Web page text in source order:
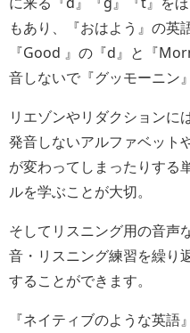
もあり、『おはよう』の
『Good 』の『d』と『
音しないで『グッモーニン
リエゾンやリダクションに
発音しないアルファベット
が変わってしまったりする
ルを学ぶことが大切。
そしてリスニング用の音声
音・リスニング練習を繰り
することができます。
『ネイティブのような英